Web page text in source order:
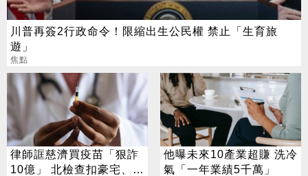
川普再簽2行政命令！限縮出生公民權 禁止「生育旅
遊」
焦點
律師誆慈濟買疫苗「狠詐
10億」 北檢查扣豪宅、搜
他曝未來10產業超賺 洗冷
氣「一年業績5千萬」